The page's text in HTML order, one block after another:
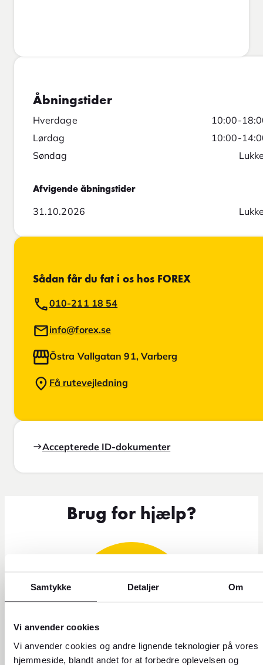
Samtykke Detaljer Om
Vi anvender cookies
Vi anvender cookies og andre lignende teknologier på vores
hjemmeside, blandt andet for at forbedre oplevelsen og
Åbningstider
Hverdage
10:00-
Lørdag
10:00-
Søndag
Afvigende åbningstider
31.10.2026
Sådan får du fat i os hos FOREX
010-211 18 54
info@forex.se
Östra Vallgatan 91, Varberg
Få rutevejledning
Accepterede ID-dokumenter
Brug for hjælp?